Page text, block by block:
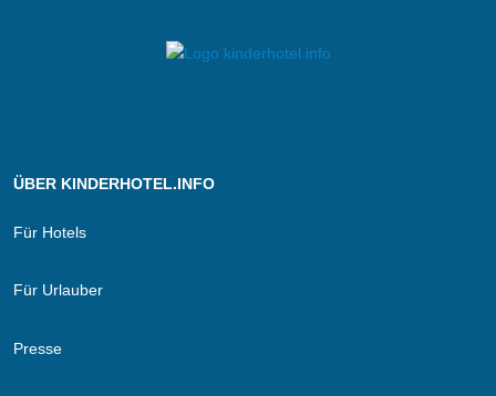
ÜBER KINDERHOTEL.INFO
Für Hotels
Für Urlauber
Presse